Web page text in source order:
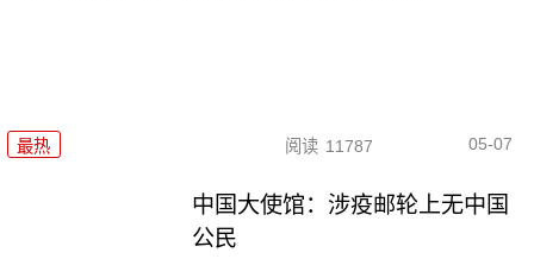
最热 阅读 11787 05-07
中国大使馆：涉疫邮轮上无中国
公民